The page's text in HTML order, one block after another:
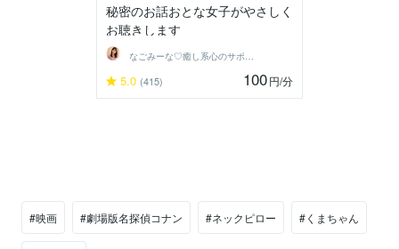
秘密のお話おとな女子がやさしく
お聴きします
なごみーな♡癒し系心のサポーター
5.0 (415) 100円/分
#映画 #劇場版名探偵コナン #ネックピロー #くまちゃん